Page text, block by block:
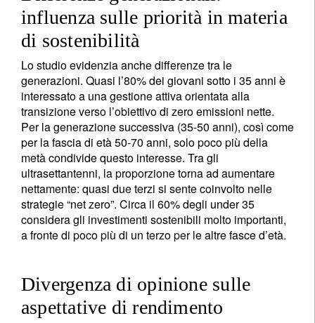
influenza sulle priorità in materia
di sostenibilità
Lo studio evidenzia anche differenze tra le
generazioni. Quasi l’80% dei giovani sotto i 35 anni è
interessato a una gestione attiva orientata alla
transizione verso l’obiettivo di zero emissioni nette.
Per la generazione successiva (35-50 anni), così come
per la fascia di età 50-70 anni, solo poco più della
metà condivide questo interesse. Tra gli
ultrasettantenni, la proporzione torna ad aumentare
nettamente: quasi due terzi si sente coinvolto nelle
strategie “net zero”. Circa il 60% degli under 35
considera gli investimenti sostenibili molto importanti,
a fronte di poco più di un terzo per le altre fasce d’età.
Divergenza di opinione sulle
aspettative di rendimento